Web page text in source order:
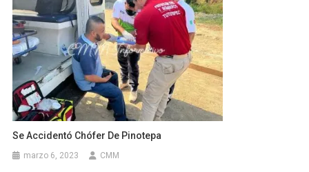
Se Accidentó Chófer De Pinotepa
marzo 6, 2023 CMM